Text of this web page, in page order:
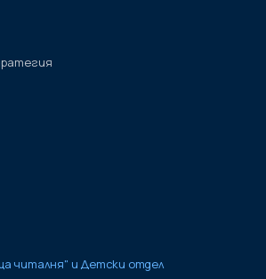
читалня" и Детски отдел